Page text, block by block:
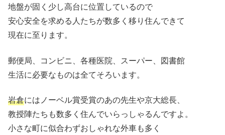
地盤が固く少し高台に位置しているので
安心安全を求める人たちが数多く移り住んできて
現在に至ります。
郵便局、コンビニ、各種医院、スーパー、図書館
生活に必要なものは全てそろいます。
岩倉にはノーベル賞受賞のあの先生や京大総長、
教授陣たちも数多く住んでいらっしゃるんですよ。
小さな町に似合わずおしゃれな外車も多く